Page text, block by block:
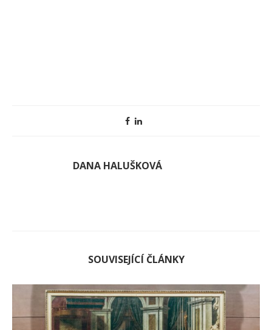
DANA HALUŠKOVÁ
SOUVISEJÍCÍ ČLÁNKY